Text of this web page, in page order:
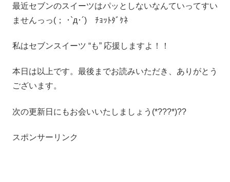
最近セブンのスイーツはパッとしないなんていってすい
ませんっっ(； ･`д･´) ﾁｮｯﾄﾀﾞｹﾈ
私はセブンスイーツ “も” 応援しますよ！！
本日は以上です。最後までお読みいただき、ありがとう
ございます。
次の更新日にもお会いいたしましょう(*???*)??
スポンサーリンク